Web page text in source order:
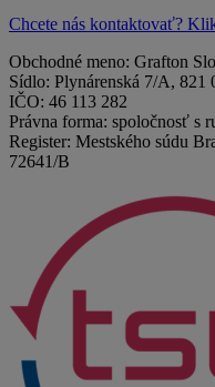
Chcete nás kontaktovať?
Obchodné meno: Grafton
Sídlo: Plynárenská 7/A, 821
IČO: 46 113 282
Právna forma: spoločnosť s
Register: Mestského súdu
72641/B